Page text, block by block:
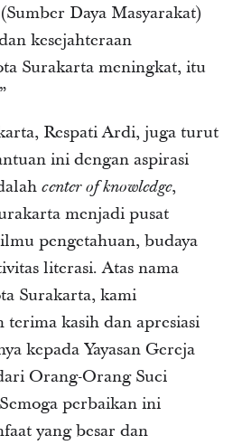
Daya Masyarakat)
kesejahteraan
Surakarta meningkat, itu
Respati Ardi, juga turut
ini dengan aspirasi
center of knowledge,
menjadi pusat
pengetahuan, budaya
literasi. Atas nama
Surakarta, kami
terima kasih dan apresiasi
kepada Yayasan Gereja
Orang-Orang Suci
perbaikan ini
yang besar dan